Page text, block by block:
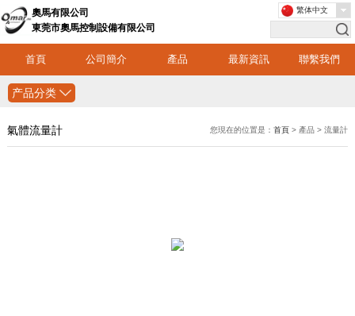
奧馬有限公司
東莞市奧馬控制設備有限公司
首頁 公司簡介 產品 最新資訊 聯繫我們
繁体中文
产品分类
氣體流量計 您現在的位置是：首頁 > 產品 > 流量計